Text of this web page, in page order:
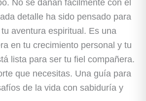
No se dañan fácilmente con el
detalle ha sido pensado para
aventura espiritual. Es una
en tu crecimiento personal y tu
lista para ser tu fiel compañera.
que necesitas. Una guía para
de la vida con sabiduría y